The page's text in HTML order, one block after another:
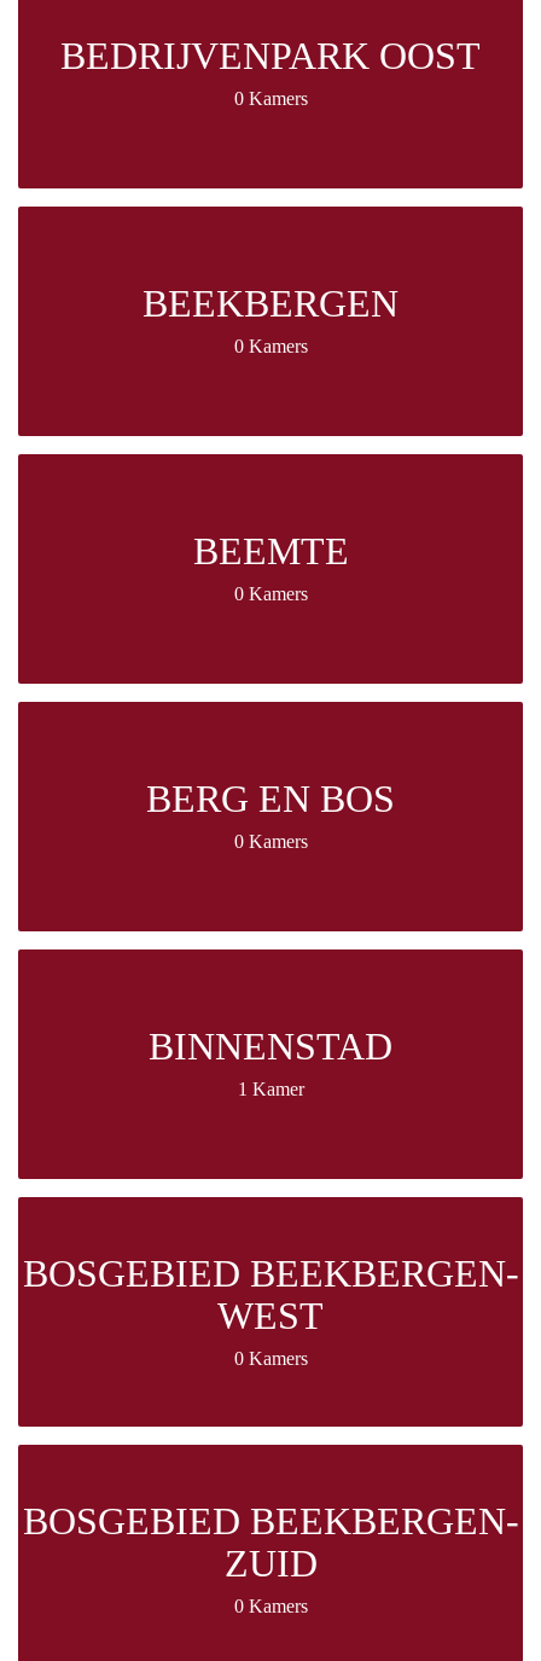
BEDRIJVENPARK OOST
0 Kamers
BEEKBERGEN
0 Kamers
BEEMTE
0 Kamers
BERG EN BOS
0 Kamers
BINNENSTAD
1 Kamer
BOSGEBIED BEEKBERGEN-
WEST
0 Kamers
BOSGEBIED BEEKBERGEN-
ZUID
0 Kamers